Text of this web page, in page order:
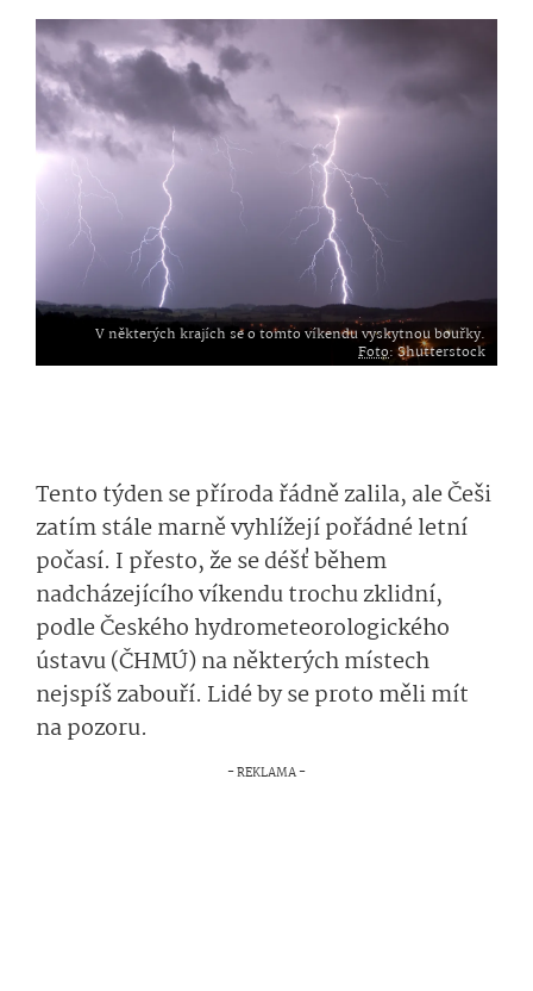
V některých krajích se o tomto víkendu vyskytnou bouřky.
Foto: Shutterstock
Tento týden se příroda řádně zalila, ale Češi
zatím stále marně vyhlížejí pořádné letní
počasí. I přesto, že se déšť během
nadcházejícího víkendu trochu zklidní,
podle Českého hydrometeorolo­gického
ústavu (ČHMÚ) na některých místech
nejspíš zabouří. Lidé by se proto měli mít
na pozoru.